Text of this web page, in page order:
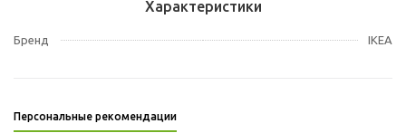
Характеристики
Бренд IKEA
Персональные рекомендации